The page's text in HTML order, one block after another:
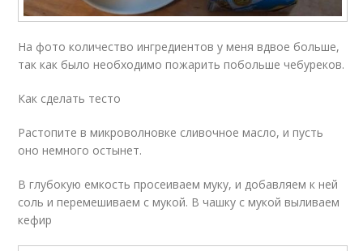
На фото количество ингредиентов у меня вдвое больше,
так как было необходимо пожарить побольше чебуреков.
Как сделать тесто
Растопите в микроволновке сливочное масло, и пусть
оно немного остынет.
В глубокую емкость просеиваем муку, и добавляем к ней
соль и перемешиваем с мукой. В чашку с мукой выливаем
кефир